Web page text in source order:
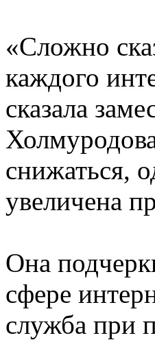
«Сложно
каждого
сказала
снижаться,
увеличена
Она
сфере
служба при